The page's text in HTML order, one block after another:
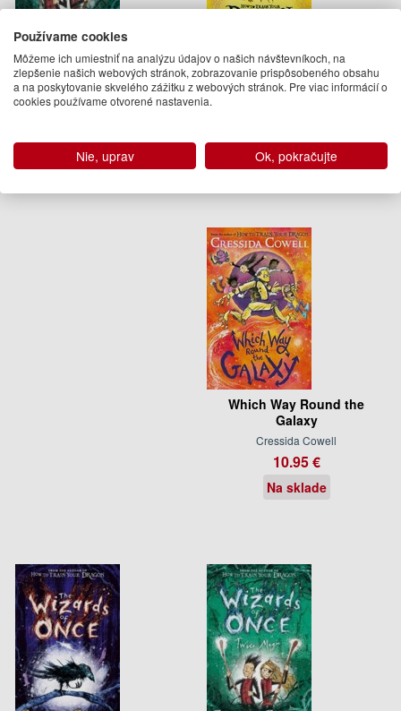
The Wizards of Once: Twice
Magic
Cressida Cowell
15.50 €
(predobjednávka)
How To Train Your Dragon
School: Doom of the
Darkwing
Na sklade
Which Way Round the
Galaxy
Cressida Cowell
10.95 €
Na sklade
Používame cookies
Môžeme ich umiestniť na analýzu údajov o našich návštevníkoch, na
zlepšenie našich webových stránok, zobrazovanie prispôsobeného obsahu
a na poskytovanie skvelého zážitku z webových stránok. Pre viac informácií o
cookies používame otvorené nastavenia.
Nie, uprav Ok, pokračujte